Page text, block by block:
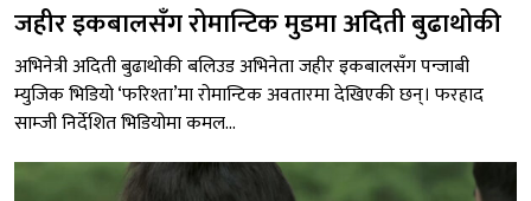
जहीर इकबालसँग रोमान्टिक मुडमा अदिती बुढाथोकी
अभिनेत्री अदिती बुढाथोकी बलिउड अभिनेता जहीर इकबालसँग पन्जाबी
म्युजिक भिडियो ‘फरिश्ता’मा रोमान्टिक अवतारमा देखिएकी छन्। फरहाद
साम्जी निर्देशित भिडियोमा कमल...